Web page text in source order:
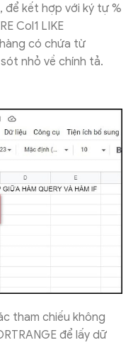
để kết hợp với ký tự %
Col1 LIKE
có chứa từ
nhỏ về chính tả.
tham chiếu không
để lấy dữ